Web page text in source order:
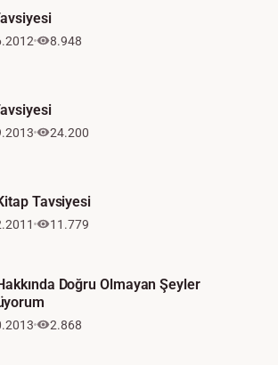
8.948
24.200
Tavsiyesi
11.779
Doğru Olmayan Şeyler
2.868